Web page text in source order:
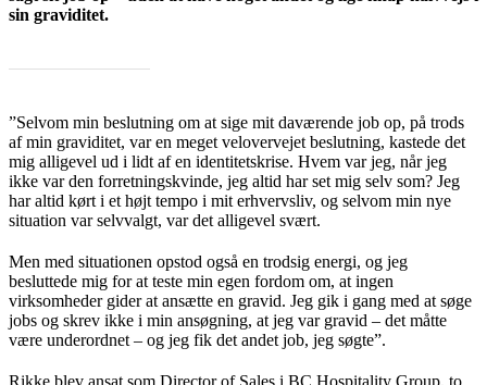
sin graviditet.
”Selvom min beslutning om at sige mit daværende job op, på trods
af min graviditet, var en meget velovervejet beslutning, kastede det
mig alligevel ud i lidt af en identitetskrise. Hvem var jeg, når jeg
ikke var den forretningskvinde, jeg altid har set mig selv som? Jeg
har altid kørt i et højt tempo i mit erhvervsliv, og selvom min nye
situation var selvvalgt, var det alligevel svært.
Men med situationen opstod også en trodsig energi, og jeg
besluttede mig for at teste min egen fordom om, at ingen
virksomheder gider at ansætte en gravid. Jeg gik i gang med at søge
jobs og skrev ikke i min ansøgning, at jeg var gravid – det måtte
være underordnet – og jeg fik det andet job, jeg søgte”.